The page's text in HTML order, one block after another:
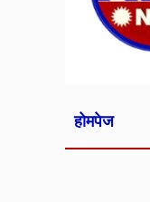
होमपेज